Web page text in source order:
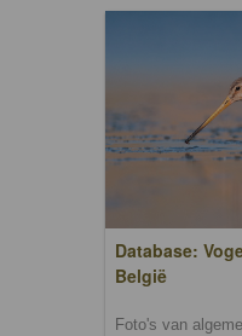
Database:
België
Foto's van